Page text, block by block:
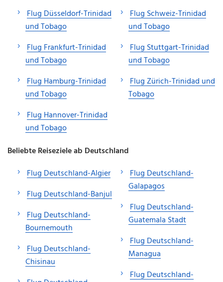
Flug Düsseldorf-Trinidad
und Tobago
Flug Frankfurt-Trinidad
und Tobago
Flug Hamburg-Trinidad
und Tobago
Flug Hannover-Trinidad
und Tobago
Flug Schweiz-Trinidad
und Tobago
Flug Stuttgart-Trinidad
und Tobago
Flug Zürich-Trinidad und
Tobago
Beliebte Reiseziele ab Deutschland
Flug Deutschland-Algier
Flug Deutschland-Banjul
Flug Deutschland-
Bournemouth
Flug Deutschland-
Chisinau
Flug Deutschland-
Galapagos
Flug Deutschland-
Guatemala Stadt
Flug Deutschland-
Managua
Flug Deutschland-